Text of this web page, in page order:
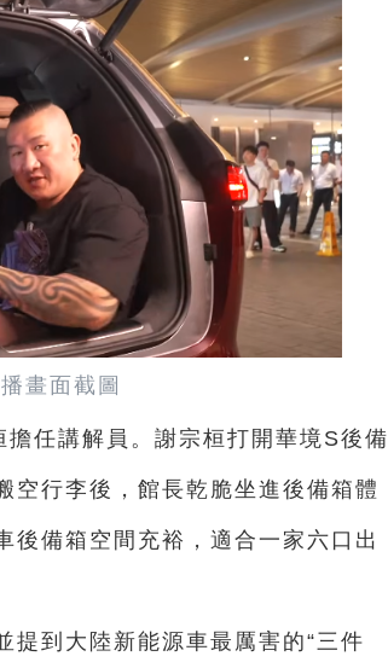
畫面截圖
任講解員。謝宗桓打開華境S後備
空行李後，館長乾脆坐進後備箱體
後備箱空間充裕，適合一家六口出
提到大陸新能源車最厲害的“三件